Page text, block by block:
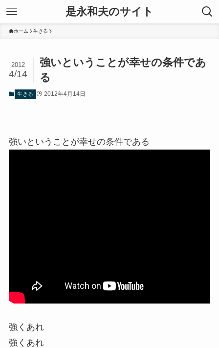
是永和夫のサイト
ホーム 生きる
強いということが幸せの条件であ
る
2012
4/14
生きる 2012年4月14日
強いということが幸せの条件である
強くあれ
強くあれ